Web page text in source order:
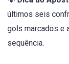
últimos seis
gols marcados e
sequência.